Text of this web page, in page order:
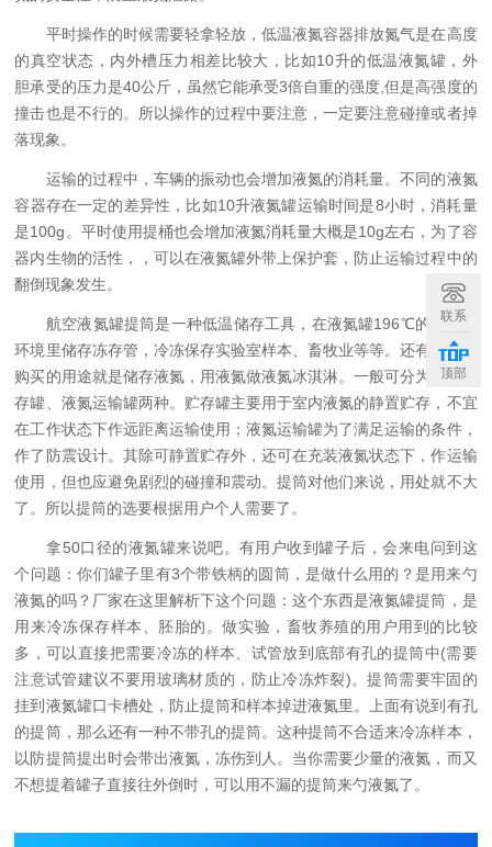
平时操作的时候需要轻拿轻放，低温液氮容器排放氮气是在高度
的真空状态，内外槽压力相差比较大，比如10升的低温液氮罐，外
胆承受的压力是40公斤，虽然它能承受3倍自重的强度,但是高强度的
撞击也是不行的。所以操作的过程中要注意，一定要注意碰撞或者掉
落现象。
运输的过程中，车辆的振动也会增加液氮的消耗量。不同的液氮
容器存在一定的差异性，比如10升液氮罐运输时间是8小时，消耗量
是100g。平时使用提桶也会增加液氮消耗量大概是10g左右，为了容
器内生物的活性，，可以在液氮罐外带上保护套，防止运输过程中的
翻倒现象发生。
航空液氮罐提筒是一种低温储存工具，在液氮罐196℃的较低温
环境里储存冻存管，冷冻保存实验室样本、畜牧业等等。还有的可以
购买的用途就是储存液氮，用液氮做液氮冰淇淋。一般可分为液氮贮
存罐、液氮运输罐两种。贮存罐主要用于室内液氮的静置贮存，不宜
在工作状态下作远距离运输使用；液氮运输罐为了满足运输的条件，
作了防震设计。其除可静置贮存外，还可在充装液氮状态下，作运输
使用，但也应避免剧烈的碰撞和震动。提筒对他们来说，用处就不大
了。所以提筒的选要根据用户个人需要了。
拿50口径的液氮罐来说吧。有用户收到罐子后，会来电问到这
个问题：你们罐子里有3个带铁柄的圆筒，是做什么用的？是用来勺
液氮的吗？厂家在这里解析下这个问题：这个东西是液氮罐提筒，是
用来冷冻保存样本、胚胎的。做实验，畜牧养殖的用户用到的比较
多，可以直接把需要冷冻的样本、试管放到底部有孔的提筒中(需要
注意试管建议不要用玻璃材质的，防止冷冻炸裂)。提筒需要牢固的
挂到液氮罐口卡槽处，防止提筒和样本掉进液氮里。上面有说到有孔
的提筒，那么还有一种不带孔的提筒。这种提筒不合适来冷冻样本，
以防提筒提出时会带出液氮，冻伤到人。当你需要少量的液氮，而又
不想提着罐子直接往外倒时，可以用不漏的提筒来勺液氮了。
联系
顶部